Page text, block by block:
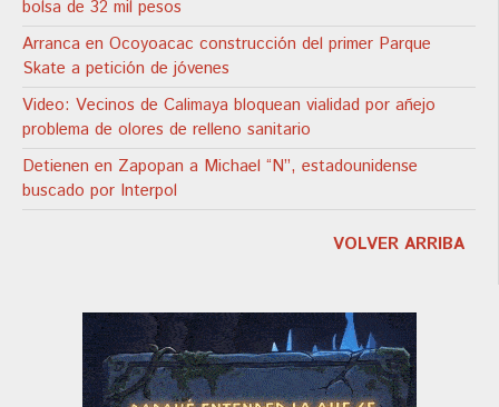
bolsa de 32 mil pesos
Arranca en Ocoyoacac construcción del primer Parque
Skate a petición de jóvenes
Video: Vecinos de Calimaya bloquean vialidad por añejo
problema de olores de relleno sanitario
Detienen en Zapopan a Michael “N”, estadounidense
buscado por Interpol
VOLVER ARRIBA